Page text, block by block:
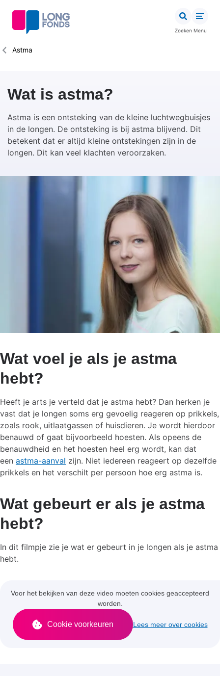
inhoud
Zoeken Menu
Kruimelpad
Astma
Wat is astma?
Astma is een ontsteking van de kleine luchtwegbuisjes
in de longen. De ontsteking is bij astma blijvend. Dit
betekent dat er altijd kleine ontstekingen zijn in de
longen. Dit kan veel klachten veroorzaken.
Wat voel je als je astma
hebt?
Heeft je arts je verteld dat je astma hebt? Dan herken je
vast dat je longen soms erg gevoelig reageren op prikkels,
zoals rook, uitlaatgassen of huisdieren. Je wordt hierdoor
benauwd of gaat bijvoorbeeld hoesten. Als opeens de
benauwdheid en het hoesten heel erg wordt, kan dat
een astma-aanval zijn. Niet iedereen reageert op dezelfde
prikkels en het verschilt per persoon hoe erg astma is.
Wat gebeurt er als je astma
hebt?
In dit filmpje zie je wat er gebeurt in je longen als je astma
hebt.
Voor het bekijken van deze video moeten cookies geaccepteerd
worden.
Cookie voorkeuren Lees meer over cookies